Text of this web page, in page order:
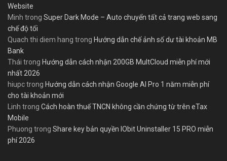
Website
Minh trong Super Dark Mode – Auto chuyển tất cả trang web sang
chế độ tối
Quach thi diem hang trong Hướng dẫn chế ảnh số dư tài khoản MB
Bank
Thái trong Hướng dẫn cách nhận 200GB MultCloud miễn phí mới
nhất 2026
hiupctrong Hướng dẫn cách nhận Google AI Pro 1 năm miễn phí
cho tài khoản mới
Linh trong Cách hoàn thuế TNCN không cần chứng từ trên eTax
Mobile
Phuong trong Share key bản quyền IObit Uninstaller 15 PRO miễn
phí 2026